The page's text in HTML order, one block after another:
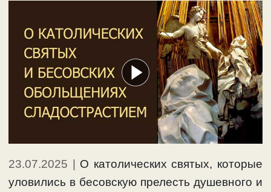
23.07.2025 | О католических святых, которые
уловились в бесовскую прелесть душевного и